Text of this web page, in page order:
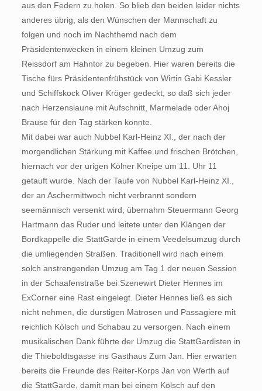
aus den Federn zu holen. So blieb den beiden leider nichts
anderes übrig, als den Wünschen der Mannschaft zu
folgen und noch im Nachthemd nach dem
Präsidentenwecken in einem kleinen Umzug zum
Reissdorf am Hahntor zu begeben. Hier waren bereits die
Tische fürs Präsidentenfrühstück von Wirtin Gabi Kessler
und Schiffskock Oliver Kröger gedeckt, so daß sich jeder
nach Herzenslaune mit Aufschnitt, Marmelade oder Ahoj
Brause für den Tag stärken konnte.
Mit dabei war auch Nubbel Karl-Heinz XI., der nach der
morgendlichen Stärkung mit Kaffee und frischen Brötchen,
hiernach vor der urigen Kölner Kneipe um 11. Uhr 11
getauft wurde. Nach der Taufe von Nubbel Karl-Heinz XI.,
der an Aschermittwoch nicht verbrannt sondern
seemännisch versenkt wird, übernahm Steuermann Georg
Hartmann das Ruder und leitete unter den Klängen der
Bordkappelle die StattGarde in einem Veedelsumzug durch
die umliegenden Straßen. Traditionell wird nach einem
solch anstrengenden Umzug am Tag 1 der neuen Session
in der Schaafenstraße bei Szenewirt Dieter Hennes im
ExCorner eine Rast eingelegt. Dieter Hennes ließ es sich
nicht nehmen, die durstigen Matrosen und Passagiere mit
reichlich Kölsch und Schabau zu versorgen. Nach einem
musikalischen Dank führte der Umzug die StattGardisten in
die Thieboldtsgasse ins Gasthaus Zum Jan. Hier erwarten
bereits die Freunde des Reiter-Korps Jan von Werth auf
die StattGarde, damit man bei einem Kölsch auf den